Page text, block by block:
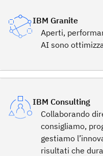
IBM Granite
Aperti,
AI sono
IBM Consulting
Collaborando
consigliamo,
gestiamo
risultati che